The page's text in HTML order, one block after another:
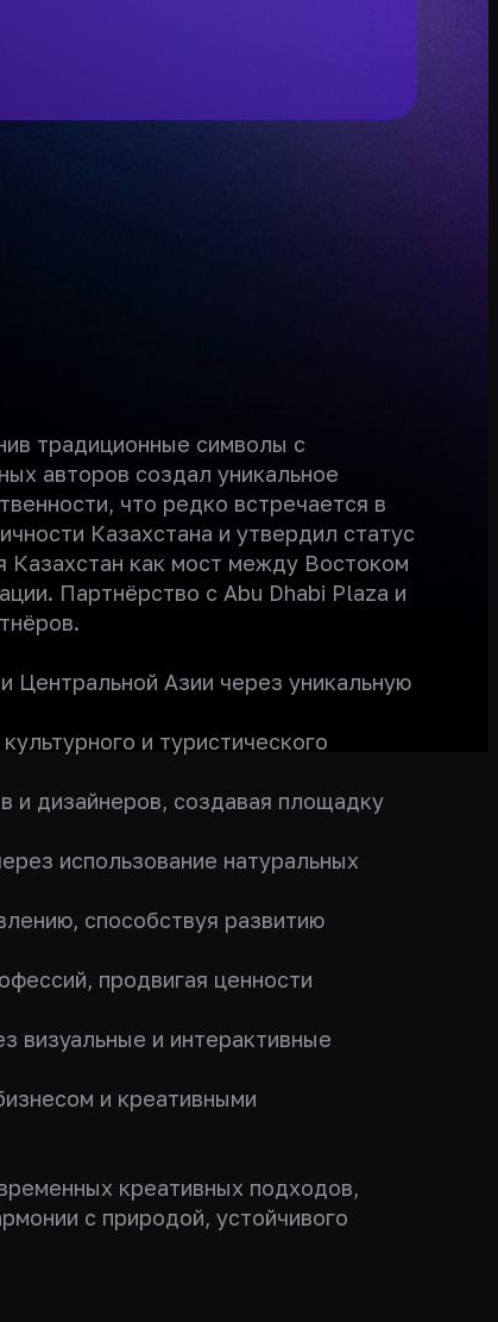
традиционные символы с
авторов создал уникальное
что редко встречается в
Казахстана и утвердил статус
Казахстан как мост между Востоком
Партнёрство с Abu Dhabi Plaza и
Центральной Азии через уникальную
и туристического
и дизайнеров, создавая площадку
использование натуральных
способствуя развитию
продвигая ценности
визуальные и интерактивные
и креативными
креативных подходов,
с природой, устойчивого